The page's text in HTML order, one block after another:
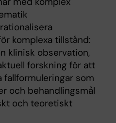
komplexa tillstånd:
klinisk observation,
forskning för att
fallformuleringar som
och behandlingsmål
och teoretiskt